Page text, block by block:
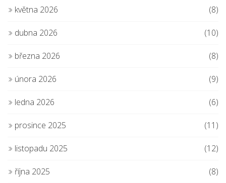
května 2026 (8)
dubna 2026 (10)
března 2026 (8)
února 2026 (9)
ledna 2026 (6)
prosince 2025 (11)
listopadu 2025 (12)
října 2025 (8)